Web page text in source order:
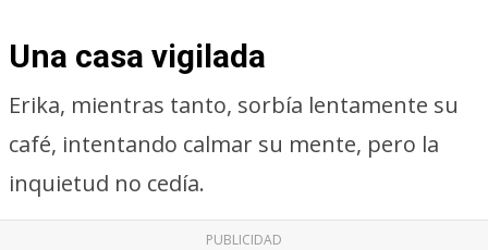
Una casa vigilada
Erika, mientras tanto, sorbía lentamente su
café, intentando calmar su mente, pero la
inquietud no cedía.
PUBLICIDAD